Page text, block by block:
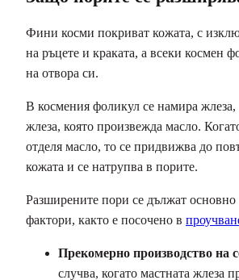
Фини косми покриват кожата, с
на ръцете и краката, а всеки космен
на отвора си.
В космения фоликул се намира жлеза,
жлеза, която произвежда масло.
отделя масло, то се придвижва до
кожата и се натрупва в порите.
Разширените пори се дължат основно
фактори, както е посочено в
Прекомерно производство на
случва, когато мастната жлеза